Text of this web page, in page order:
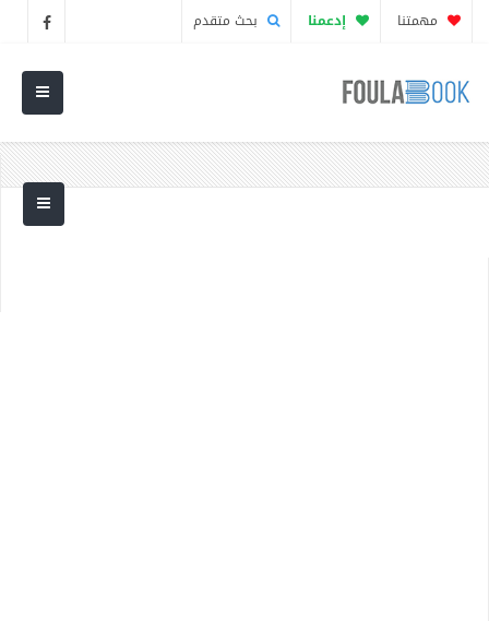
مهمتنا إدعمنا بحث متقدم